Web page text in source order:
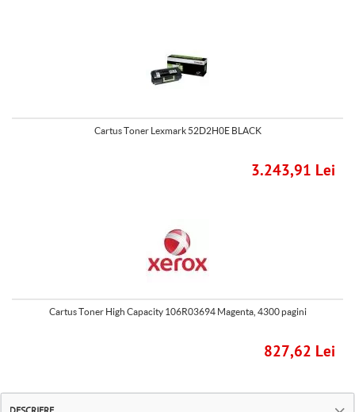
Cartus Toner Lexmark 52D2H0E BLACK
3.243,91 Lei
Cartus Toner High Capacity 106R03694 Magenta, 4300 pagini
827,62 Lei